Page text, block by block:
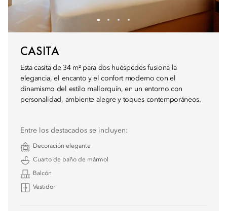
CASITA
Esta casita de 34 m² para dos huéspedes fusiona la
elegancia, el encanto y el confort moderno con el
dinamismo del estilo mallorquín, en un entorno con
personalidad, ambiente alegre y toques contemporáneos.
Entre los destacados se incluyen:
Decoración elegante
Cuarto de baño de mármol
Balcón
Vestidor